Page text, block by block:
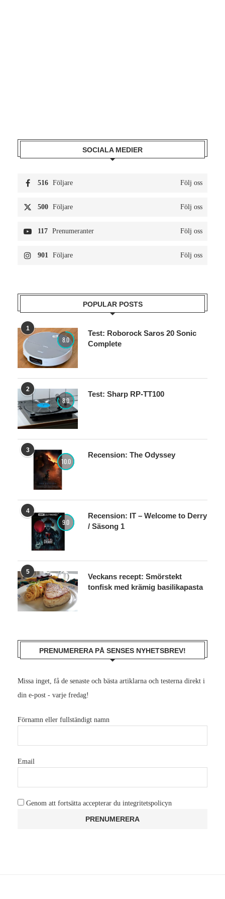
SOCIALA MEDIER
516 Följare Följ oss
500 Följare Följ oss
117 Prenumeranter Följ oss
901 Följare Följ oss
POPULAR POSTS
1
8.0
Test: Roborock Saros 20 Sonic
Complete
2
8.0
Test: Sharp RP-TT100
3
10.0
Recension: The Odyssey
4
9.0
Recension: IT – Welcome to Derry
/ Säsong 1
5
Veckans recept: Smörstekt
tonfisk med krämig basilikapasta
PRENUMERERA PÅ SENSES NYHETSBREV!
Missa inget, få de senaste och bästa artiklarna och testerna direkt i
din e-post - varje fredag!
Förnamn eller fullständigt namn
Email
Genom att fortsätta accepterar du integritetspolicyn